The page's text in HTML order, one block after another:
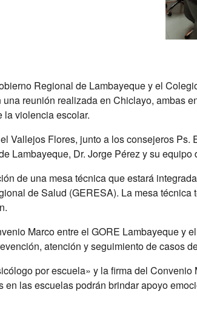
Regional de Lambayeque y el
reunión realizada en Chiclayo, ambas
la violencia escolar.
Vallejos Flores, junto a los consejeros
Lambayeque, Dr. Jorge Pérez y su equipo
de una mesa técnica que estará
de Salud (GERESA). La mesa
Marco entre el GORE Lambayeque
atención y seguimiento de casos
por escuela» y la firma del
las escuelas podrán brindar apoyo